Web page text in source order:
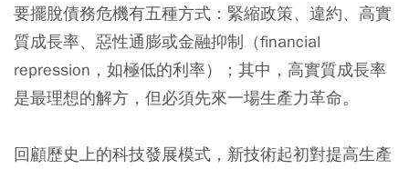
要擺脫債務危機有五種方式：緊縮政策、違約、高實
質成長率、惡性通膨或金融抑制（financial
repression，如極低的利率）；其中，高實質成長率
是最理想的解方，但必須先來一場生產力革命。
回顧歷史上的科技發展模式，新技術起初對提高生產